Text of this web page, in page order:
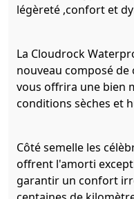
légèreté ,confort et
La Cloudrock
nouveau composé
vous offrira une bien
conditions sèches et
Côté semelle les
offrent l'amorti
garantir un confort